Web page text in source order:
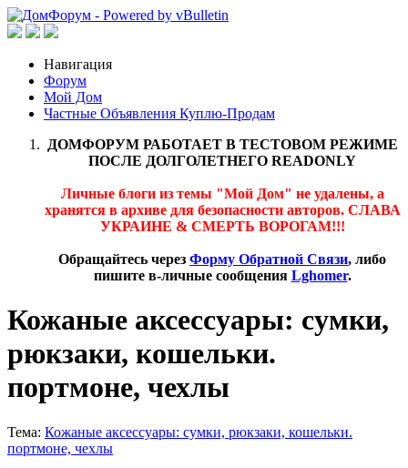
Навигация
Форум
Мой Дом
Частные Объявления Куплю-Продам
ДОМФОРУМ РАБОТАЕТ В ТЕСТОВОМ РЕЖИМЕ
ПОСЛЕ ДОЛГОЛЕТНЕГО READONLY
Личные блоги из темы "Мой Дом" не удалены, а
хранятся в архиве для безопасности авторов. СЛАВА
УКРАИНЕ & СМЕРТЬ ВОРОГАМ!!!
Обращайтесь через Форму Обратной Связи, либо
пишите в-личные сообщения Lghomer.
Кожаные аксессуары: сумки,
рюкзаки, кошельки.
портмоне, чехлы
Тема: Кожаные аксессуары: сумки, рюкзаки, кошельки.
портмоне, чехлы